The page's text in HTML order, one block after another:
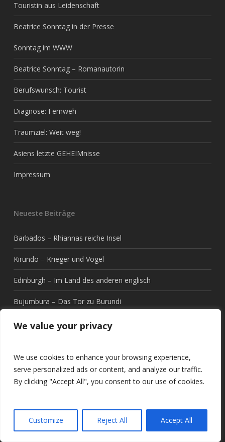
We value your privacy
We use cookies to enhance your browsing experience,
serve personalized ads or content, and analyze our traffic.
By clicking "Accept All", you consent to our use of cookies.
Customize Reject All Accept All
Touristin aus Leidenschaft
Beatrice Sonntag in der Presse
Sonntag im WWW
Beatrice Sonntag – Romanautorin
Berufswunsch: Tourist
Diagnose: Fernweh
Traumziel: Weit weg!
Asiens letzte GEHEIMnisse
Impressum
Neueste Beiträge
Barbados – Rhiannas reiche Insel
Kirundo – Krieger und Vögel
Edinburgh – Im Land des anderen englisch
Bujumbura – Das Tor zu Burundi
Berat – 1001 Fenster, oder doch mehr?